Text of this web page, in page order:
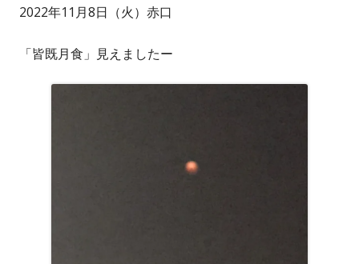
2022年11月8日（火）赤口
「皆既月食」見えましたー